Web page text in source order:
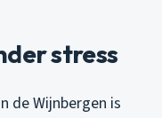
stress
de Wijnbergen is